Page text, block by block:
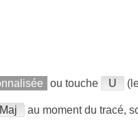
ou touche U
Maj
au moment du tracé,